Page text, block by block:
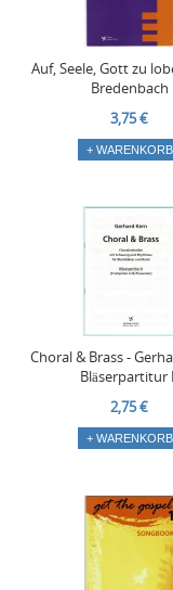
Auf, Seele, Gott zu
Bredenbach
3,75 €
+ WARENKORB
Choral & Brass -
Bläserpartitur
2,75 €
+ WARENKORB